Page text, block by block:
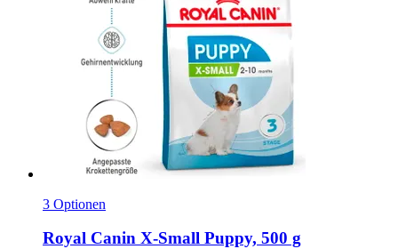
3 Optionen
Royal Canin X-​Small Puppy, 500 g